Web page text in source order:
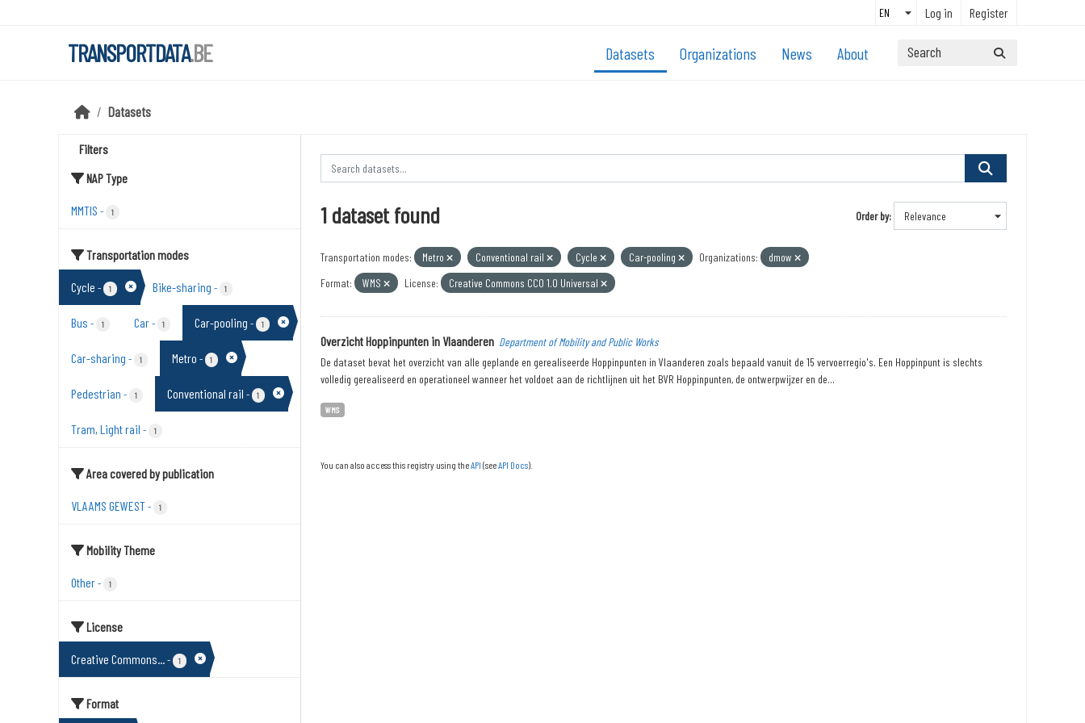
Log in Register
TRANSPORTDATA.BE Datasets Organizations News About
Datasets
Filters
NAP Type
MMTIS - 1
Transportation modes
Cycle - 1 Bike-sharing - 1
Bus - 1 Car- 1 Car-pooling - 1
Car-sharing - 1 Metro - 1
Pedestrian - 1 Conventional rail - 1
Tram, Light rail - 1
Area covered by publication
VLAAMS GEWEST- 1
Mobility Theme
Other- 1
License
Creative Commons...- 1
Format
Order by
1 dataset found
Transportation modes: Metro Conventional rail Cycle Car-pooling Organizations:
dmow
Format:
WMS License: Creative Commons CC0 1.0 Universal
Overzicht Hoppinpunten in Vlaanderen Department of Mobility and Public Works
De dataset bevat het overzicht van alle geplande en gerealiseerde Hoppinpunten in Vlaanderen zoals bepaald vanuit de 15 vervoerregio's. Een Hoppinpunt is slechts
volledig gerealiseerd en operationeel wanneer het voldoet aan de richtlijnen uit het BVR Hoppinpunten, de ontwerpwijzer en de...
WMS
You can also access this registry using theAPI (seeAPI Docs).